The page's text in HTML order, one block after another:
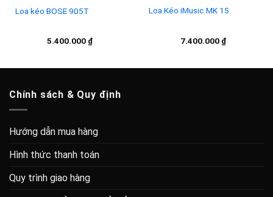
Loa kéo BOSE 905T
5.400.000 ₫
Loa Kéo iMusic MK 15
7.400.000 ₫
Chính sách & Quy định
Hướng dẫn mua hàng
Hình thức thanh toán
Quy trình giao hàng